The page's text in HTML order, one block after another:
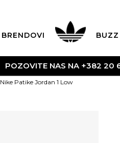
BRENDOVI BUZZ
Od 9-16h
Nike Patike Jordan 1 Low